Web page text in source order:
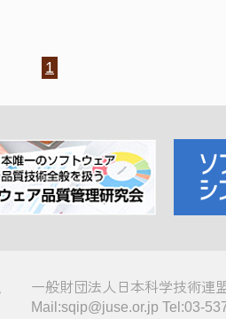
1
一般財団法人日本科学技術連
Mail:sqip@juse.or.jp Tel:03-